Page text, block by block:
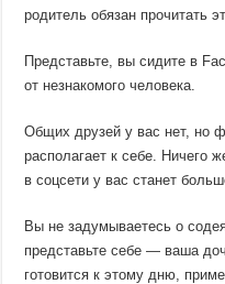
родитель обязан прочитать
Представьте, вы сидите в
от незнакомого человека.
Общих друзей у вас нет, но
располагает к себе. Ничего
в соцсети у вас станет
Вы не задумываетесь о
представьте себе — ваша
готовится к этому дню,